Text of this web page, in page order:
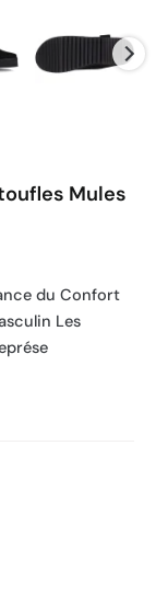
Mules
du Confort
Les